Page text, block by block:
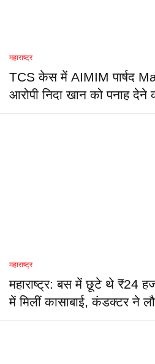
महाराष्ट्र
TCS केस में AIMIM पार्षद
आरोपी निदा खान को पनाह देने
महाराष्ट्र
महाराष्ट्र: बस में छूटे थे ₹24
में मिलीं कासाबाई, कंडक्टर ने